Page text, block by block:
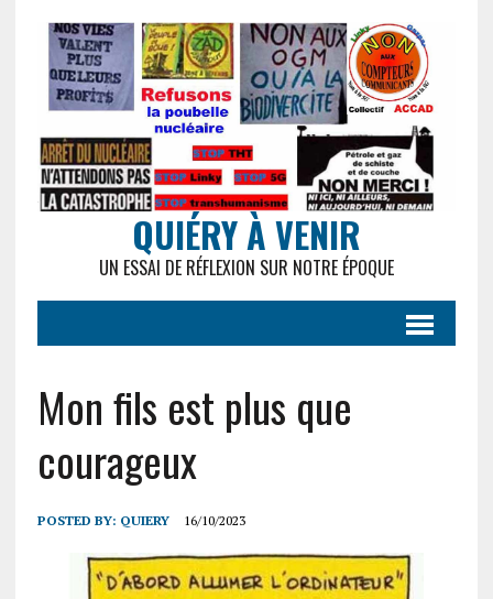
QUIÉRY À VENIR
UN ESSAI DE RÉFLEXION SUR NOTRE ÉPOQUE
Mon fils est plus que
courageux
POSTED BY: QUIERY 16/10/2023